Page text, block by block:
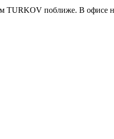
TURKOV поближе. В